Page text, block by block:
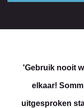
'Gebruik nooit
elkaar!
uitgesproken